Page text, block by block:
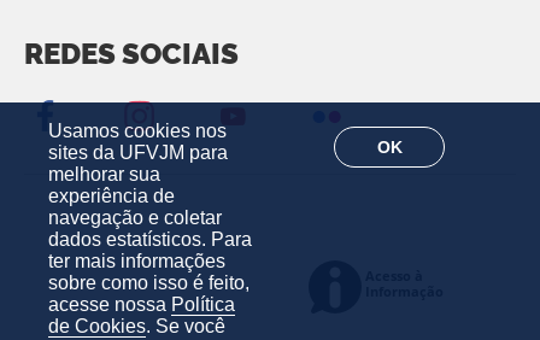
Usamos cookies nos
sites da UFVJM para
melhorar sua
experiência de
navegação e coletar
dados estatísticos. Para
ter mais informações
sobre como isso é feito,
acesse nossa Política
de Cookies. Se você
OK
REDES SOCIAIS